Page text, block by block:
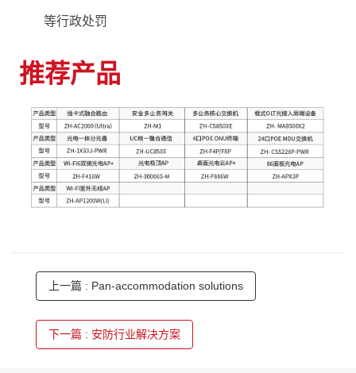
等行政处罚
推荐产品
上一篇 : Pan-accommodation solutions
下一篇 : 安防行业解决方案